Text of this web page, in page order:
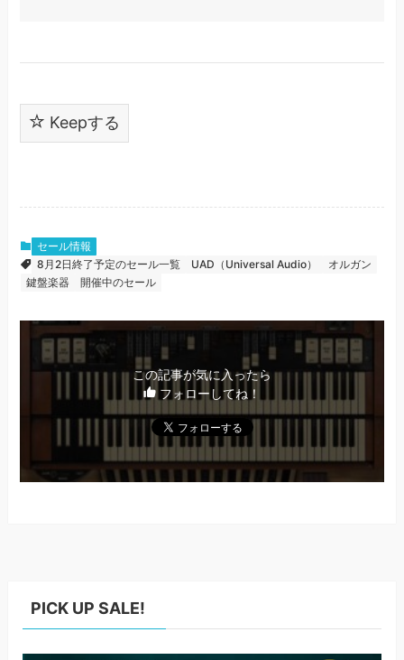
Keepする
セール情報
8月2日終了予定のセール一覧
UAD（Universal Audio）
オルガン
鍵盤楽器
開催中のセール
この記事が気に入ったら
フォローしてね！
PICK UP SALE!